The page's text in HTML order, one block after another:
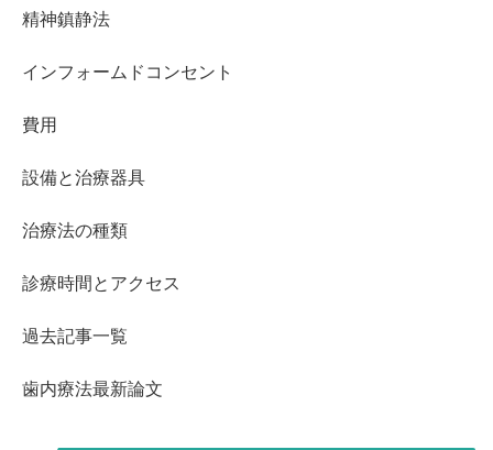
精神鎮静法
インフォームドコンセント
費用
設備と治療器具
治療法の種類
診療時間とアクセス
過去記事一覧
歯内療法最新論文